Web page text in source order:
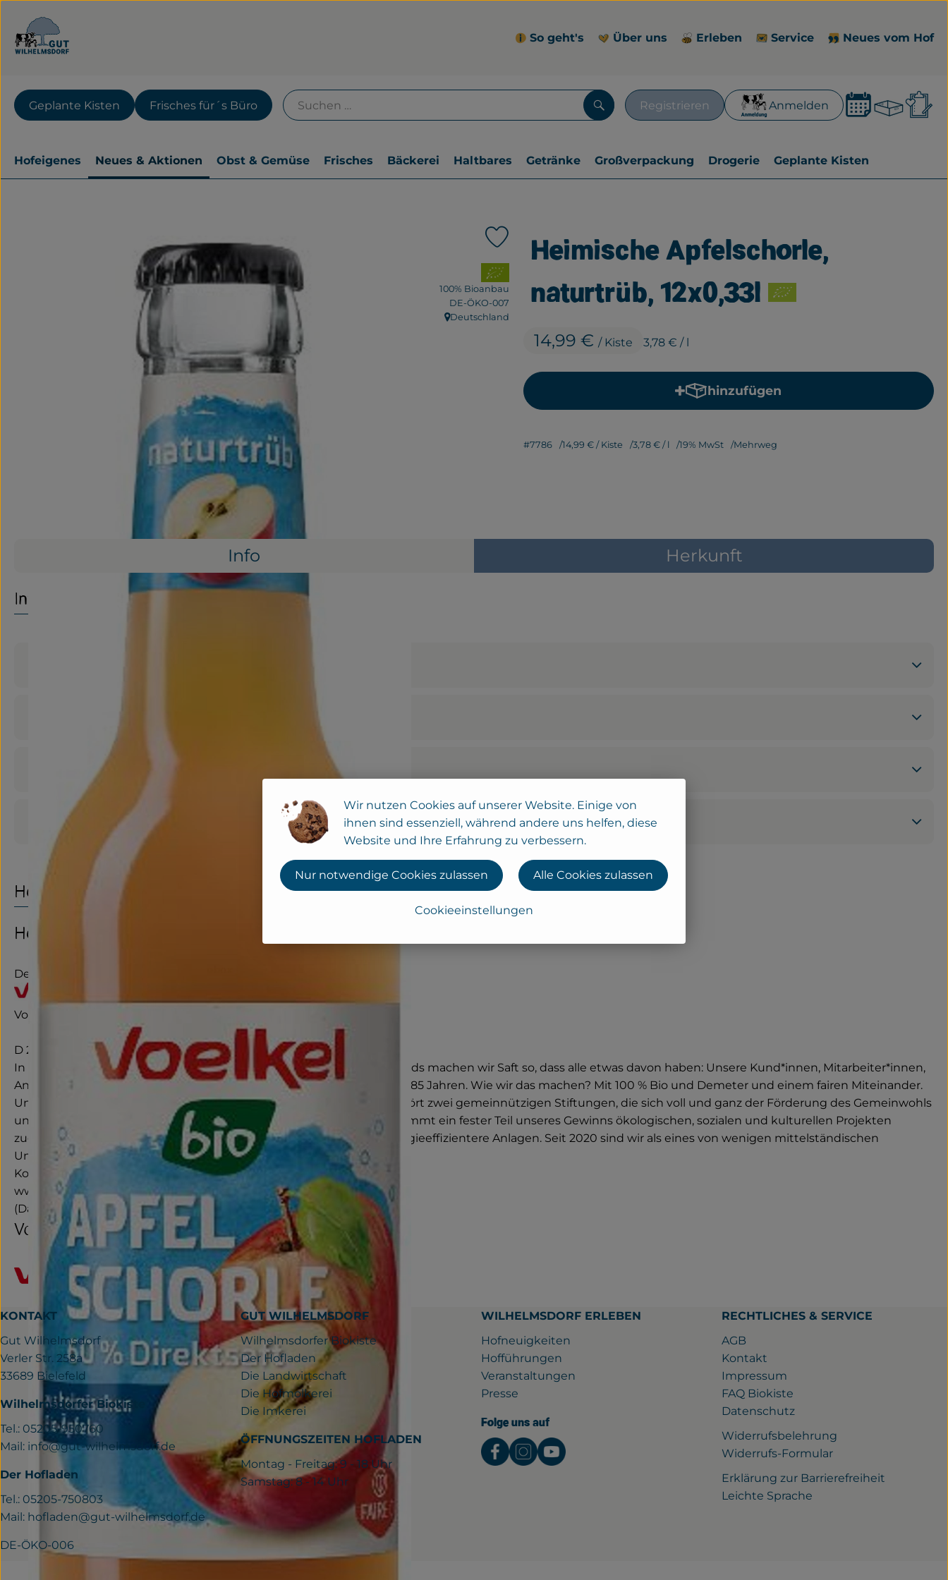
So geht's Über uns Erleben Service Neues vom Hof
Registrieren Anmelden
Suchen
Geplante Kisten Frisches für´s Büro
Hofeigenes Neues & Aktionen Obst & Gemüse Frisches Bäckerei Haltbares Getränke Großverpackung Drogerie Geplante Kisten
Heimische Apfelschorle,
naturtrüb, 12x0,33l
14,99 € / Kiste 3,78 € / l
Produkt zu Favouriten hinzufügen
, Verband:
100% Bioanbau
, Kontrollstelle:
DE-ÖKO-007
, Herkunft:
Deutschland
hinzufügen
Produkt zum Warenkorb hinzufügen
#7786 14,99 € / Kiste 3,78 € / l 19% MwSt Mehrweg
Info Herkunft
Info
Nährwert-Info
Produktdatenblatt
Herkunft
Hersteller: Voelkel
Deutschland
Voelkel GmbH
D 29478 Höhbeck
In unserer familiengeführten Naturkostsafterei im Norden Deutschlands machen wir Saft so, dass alle etwas davon haben: Unsere Kund*innen, Mitarbeiter*innen,
Anbaupartner*innen und besonders die Natur – und das seit mehr als 85 Jahren. Wie wir das machen? Mit 100 % Bio und Demeter und einem fairen Miteinander.
Unser Unternehmen ist nicht im Besitz einiger Weniger, sondern gehört zwei gemeinnützigen Stiftungen, die sich voll und ganz der Förderung des Gemeinwohls
und des Naturschutzes verschrieben haben. Ganz in diesem Sinne kommt ein fester Teil unseres Gewinns ökologischen, sozialen und kulturellen Projekten
zugute. Der Rest fließt zurück ins Unternehmen, zum Beispiel in energieeffizientere Anlagen. Seit 2020 sind wir als eines von wenigen mittelständischen
Unternehmen in Europa offiziell gemeinwohlökonomie-zertifiziert.
Kontrollnummer DE-NI-007-05193-BCD
www.voelkeljuice.de
(Daten von Ecoinform)
Voelkel
KONTAKT
Gut Wilhelmsdorf
Verler Str. 258a
33689 Bielefeld
Wilhelmsdorfer Biokiste
Tel.: 05205-950760
Mail: info@gut-wilhelmsdorf.de
Der Hofladen
Tel.: 05205-750803
Mail: hofladen@gut-wilhelmsdorf.de
DE-ÖKO-006
GUT WILHELMSDORF
Wilhelmsdorfer Biokiste
Der Hofladen
Die Landwirtschaft
Die Hofmolkerei
Die Imkerei
ÖFFNUNGSZEITEN HOFLADEN
Montag - Freitag: 9 - 18 Uhr
Samstag: 8 - 14 Uhr
WILHELMSDORF ERLEBEN
Hofneuigkeiten
Hofführungen
Veranstaltungen
Presse
Folge uns auf
Externer Link zu https://www.facebook.com/gutwilhelmsdorf/
Externer Link zu https://www.instagram.com/gutwilhelmsdorf
Externer Link zu https://www.youtube.com/watch?v=rQ_nqJaXE1Y
RECHTLICHES & SERVICE
AGB
Kontakt
Impressum
FAQ Biokiste
Datenschutz
Widerrufsbelehrung
Widerrufs-Formular
Erklärung zur Barrierefreiheit
Leichte Sprache
Wir nutzen Cookies auf unserer Website. Einige von
ihnen sind essenziell, während andere uns helfen, diese
Website und Ihre Erfahrung zu verbessern.
Cookieeinstellungen
Nur notwendige Cookies zulassen Alle Cookies zulassen